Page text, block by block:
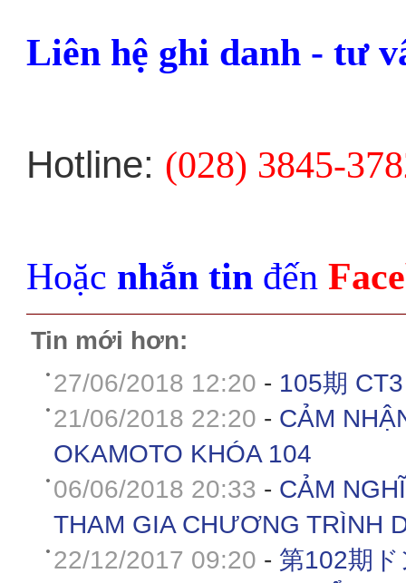
Liên hệ ghi danh - tư
Hotline: (028) 3845-
Hoặc nhắn tin đến
Tin mới hơn:
27/06/2018 12:20 - 105期
21/06/2018 22:20 - CẢM
OKAMOTO KHÓA 104
06/06/2018 20:33 - CẢM
THAM GIA CHƯƠNG TRÌNH
22/12/2017 09:20 - 第102期